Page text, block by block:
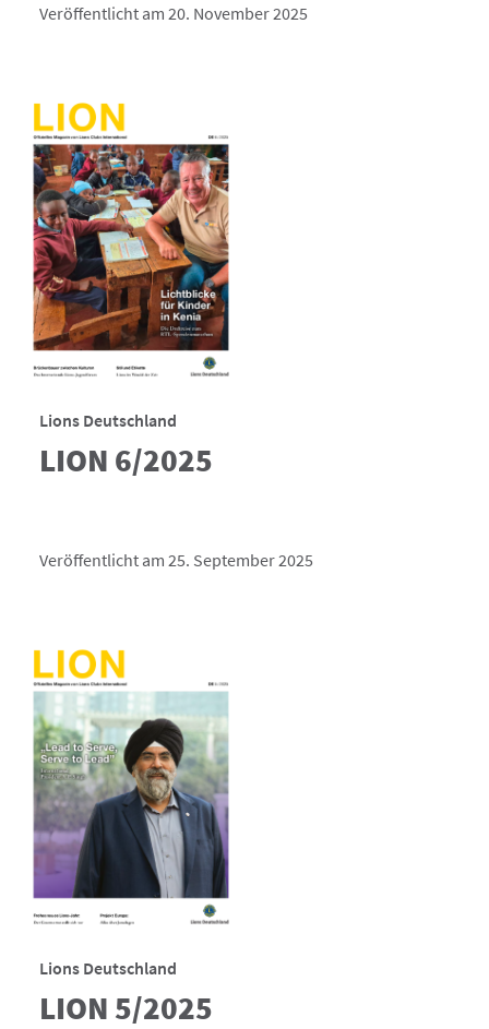
Veröffentlicht am 20. November 2025
Lions Deutschland
LION 6/2025
Veröffentlicht am 25. September 2025
Lions Deutschland
LION 5/2025